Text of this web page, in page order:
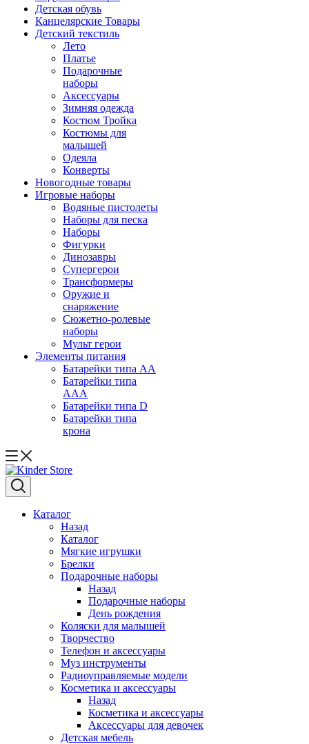
Детская обувь
Канцелярские Товары
Детский текстиль
Лето
Платье
Подарочные
наборы
Аксессуары
Зимняя одежда
Костюм Тройка
Костюмы для
малышей
Одеяла
Конверты
Новогодные товары
Игровые наборы
Водяные пистолеты
Наборы для песка
Наборы
Фигурки
Динозавры
Супергерои
Трансформеры
Оружие и
снаряжение
Сюжетно-ролевые
наборы
Мульт герои
Элементы питания
Батарейки типа АА
Батарейки типа
ААА
Батарейки типа D
Батарейки типа
крона
Каталог
Назад
Каталог
Мягкие игрушки
Брелки
Подарочные наборы
Назад
Подарочные наборы
День рождения
Коляски для малышей
Творчество
Телефон и аксессуары
Муз инструменты
Радиоуправляемые модели
Косметика и аксессуары
Назад
Косметика и аксессуары
Аксессуары для девочек
Детская мебель